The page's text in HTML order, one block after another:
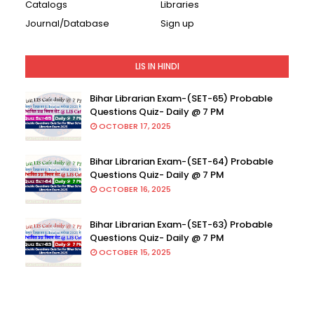
Catalogs
Libraries
Journal/Database
Sign up
LIS IN HINDI
Bihar Librarian Exam-(SET-65) Probable
Questions Quiz- Daily @ 7 PM
OCTOBER 17, 2025
Bihar Librarian Exam-(SET-64) Probable
Questions Quiz- Daily @ 7 PM
OCTOBER 16, 2025
Bihar Librarian Exam-(SET-63) Probable
Questions Quiz- Daily @ 7 PM
OCTOBER 15, 2025